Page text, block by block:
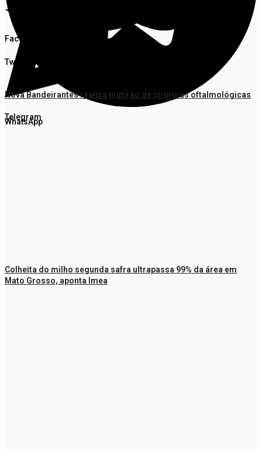
Facebook
Twitter
WhatsApp
Telegram
Nova Bandeirantes realiza mutirão de cirurgias oftalmológicas
Colheita do milho segunda safra ultrapassa 99% da área em
Mato Grosso, aponta Imea